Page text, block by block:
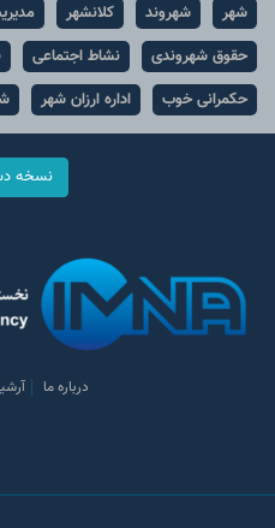
شهر شهروند کلانشهر
حقوق شهروندی
نشاط اجتماعی
حکمرانی خوب
اداره ارزان شهر
نسخه
درباره ما